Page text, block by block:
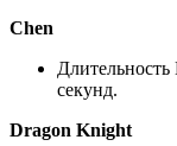
Сhen
секунд.
Dragon Knight